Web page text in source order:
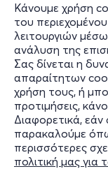
Κάνουμε χρήση
του
λειτουργιών
ανάλυση της
Σας δίνεται η
απαραίτητων
χρήση τους, ή
προτιμήσεις,
Διαφορετικά,
παρακαλούμε
περισσότερες
πολιτική μας για